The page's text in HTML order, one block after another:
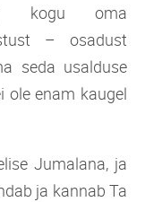
kogu oma
– osadust
seda usalduse
ole enam kaugel
Jumalana, ja
ja kannab Ta